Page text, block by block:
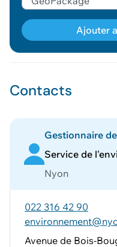
Contacts
Gestionnaire
Service de
Nyon
022 316 42 90
Avenue de Bois-
Ajouter